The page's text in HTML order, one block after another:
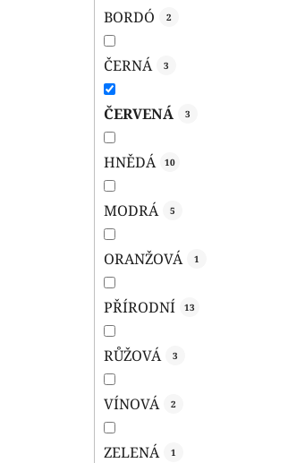
BORDÓ 2
ČERNÁ 3
ČERVENÁ 3
HNĚDÁ 10
MODRÁ 5
ORANŽOVÁ 1
PŘÍRODNÍ 13
RŮŽOVÁ 3
VÍNOVÁ 2
ZELENÁ 1